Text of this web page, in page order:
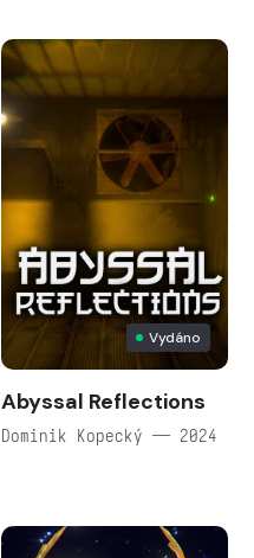
Vydáno
Abyssal Reflections
Dominik Kopecký — 2024